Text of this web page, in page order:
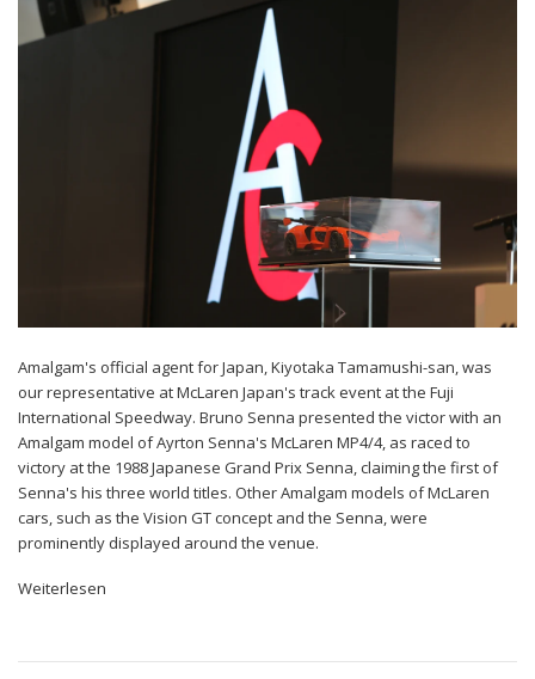
Amalgam's official agent for Japan, Kiyotaka Tamamushi-san, was
our representative atMcLaren Japan's track event at the Fuji
International Speedway. Bruno Senna presented the victor with an
Amalgam model of Ayrton Senna's McLaren MP4/4, as raced to
victory at the 1988 Japanese Grand Prix Senna, claiming the first of
Senna's his three world titles. Other Amalgam models of McLaren
cars, such as the Vision GT concept and the Senna, were
prominently displayed around the venue.
Weiterlesen